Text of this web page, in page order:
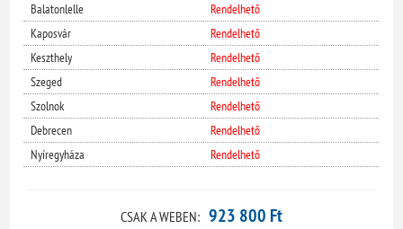
Balatonlelle
Rendelhető
Kaposvár
Rendelhető
Keszthely
Rendelhető
Szeged
Rendelhető
Szolnok
Rendelhető
Debrecen
Rendelhető
Nyíregyháza
Rendelhető
CSAK A WEBEN: 923 800 Ft